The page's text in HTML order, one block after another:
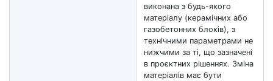
виконана з будь-якого
матеріалу (керамічних або
газобетонних блоків), з
технічними параметрами не
нижчими за ті, що зазначені
в проєктних рішеннях. Зміна
матеріалів має бути